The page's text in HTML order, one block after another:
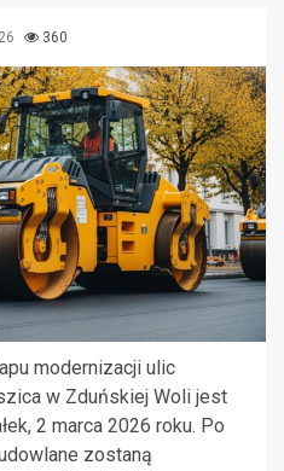
360
modernizacji ulic
w Zduńskiej Woli jest
2 marca 2026 roku. Po
zostaną